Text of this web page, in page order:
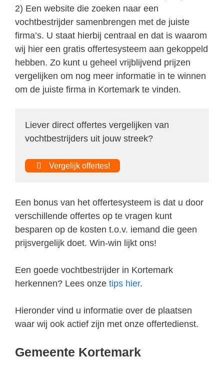
2) Een website die zoeken naar een
vochtbestrijder samenbrengen met de juiste
firma’s. U staat hierbij centraal en dat is waarom
wij hier een gratis offertesysteem aan gekoppeld
hebben. Zo kunt u geheel vrijblijvend prijzen
vergelijken om nog meer informatie in te winnen
om de juiste firma in Kortemark te vinden.
Liever direct offertes vergelijken van
vochtbestrijders uit jouw streek?
Vergelijk offertes!
Een bonus van het offertesysteem is dat u door
verschillende offertes op te vragen kunt
besparen op de kosten t.o.v. iemand die geen
prijsvergelijk doet. Win-win lijkt ons!
Een goede vochtbestrijder in Kortemark
herkennen? Lees onze tips hier.
Hieronder vind u informatie over de plaatsen
waar wij ook actief zijn met onze offertedienst.
Gemeente Kortemark